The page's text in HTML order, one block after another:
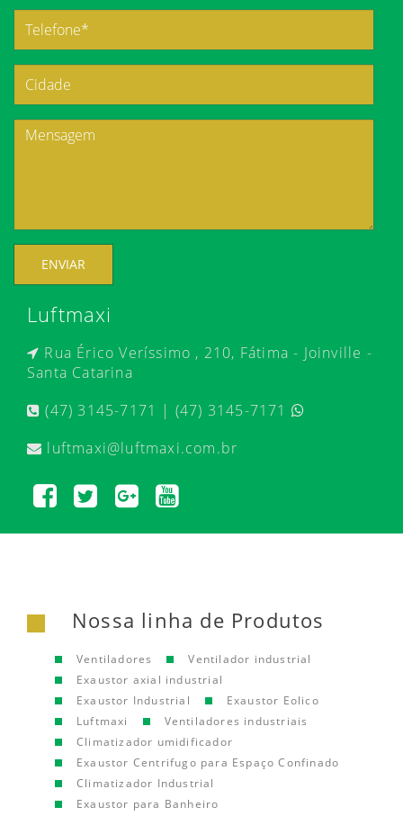
ENVIAR
Luftmaxi
Rua Érico Veríssimo , 210, Fátima - Joinville -
Santa Catarina
(47) 3145-7171 | (47) 3145-7171
luftmaxi@luftmaxi.com.br
Nossa linha de Produtos
Ventiladores
Ventilador industrial
Exaustor axial industrial
Exaustor Industrial
Exaustor Eolico
Luftmaxi
Ventiladores industriais
Climatizador umidificador
Exaustor Centrifugo para Espaço Confinado
Climatizador Industrial
Exaustor para Banheiro